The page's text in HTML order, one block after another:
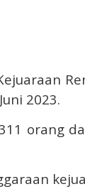
2023.
orang